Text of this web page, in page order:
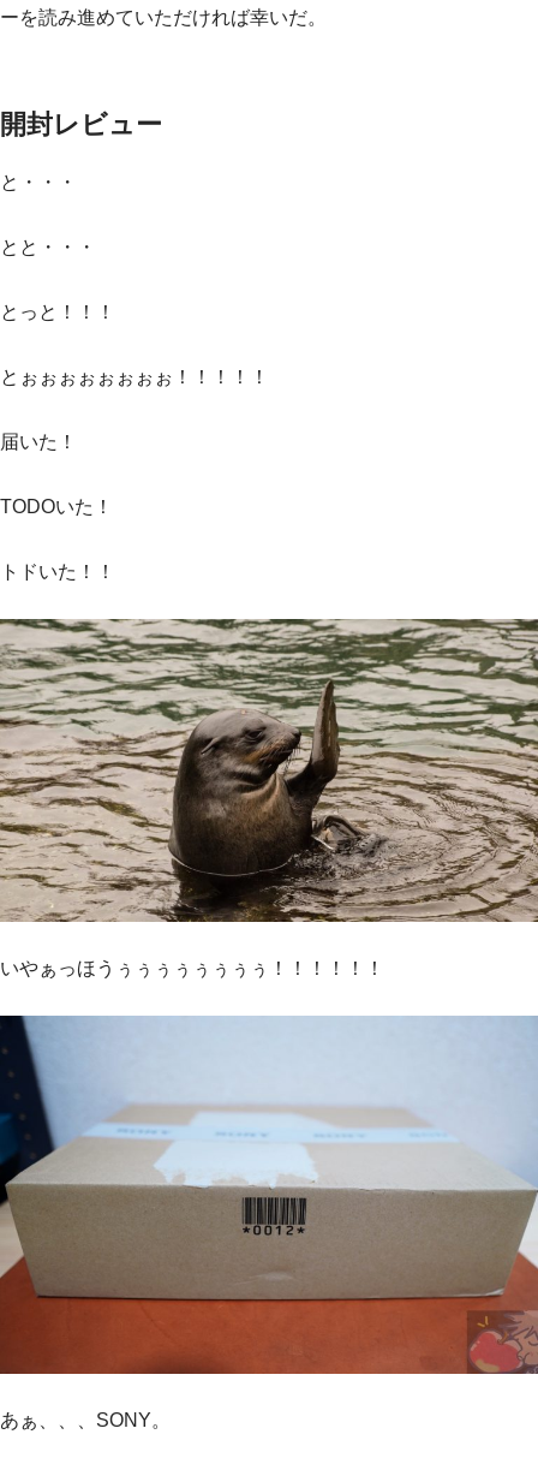
ーを読み進めていただければ幸いだ。
開封レビュー
と・・・
とと・・・
とっと！！！
とぉぉぉぉぉぉぉぉ！！！！！
届いた！
TODOいた！
トドいた！！
いやぁっほうぅぅぅぅぅぅぅぅ！！！！！！
あぁ、、、SONY。